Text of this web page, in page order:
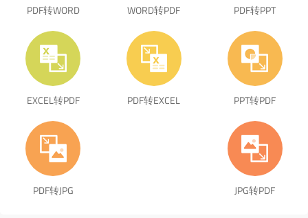
PDF转WORD WORD转PDF PDF转PPT
EXCEL转PDF PDF转EXCEL PPT转PDF
PDF转JPG JPG转PDF